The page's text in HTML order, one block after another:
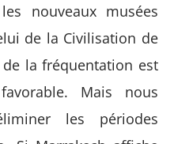
nouveaux musées
de la Civilisation de
de la fréquentation est
Mais nous
les périodes